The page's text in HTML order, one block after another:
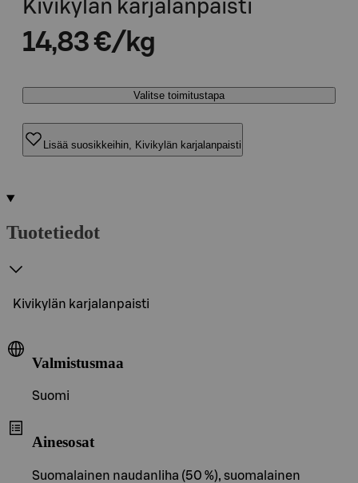
Kivikylän karjalanpaisti
14,83 €/kg
Valitse toimitustapa
Lisää suosikkeihin, Kivikylän karjalanpaisti
Tuotetiedot
Kivikylän karjalanpaisti
Valmistusmaa
Suomi
Ainesosat
Suomalainen naudanliha (50 %), suomalainen